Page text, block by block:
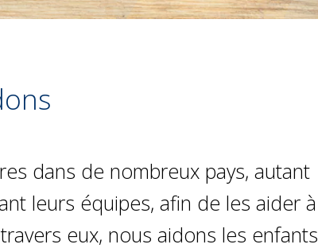
dans de nombreux pays, autant
leurs équipes, afin de les aider à
eux, nous aidons les enfants